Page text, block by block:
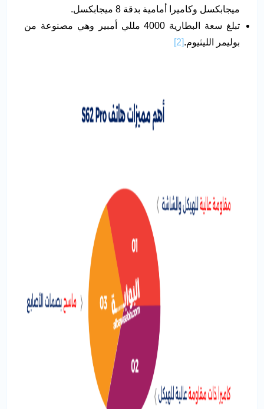
ميجابكسل وكاميرا أمامية بدقة 8 ميجابكسل.
تبلغ سعة البطارية 4000 مللي أمبير وهي مصنوعة من
بوليمر الليثيوم.[2]